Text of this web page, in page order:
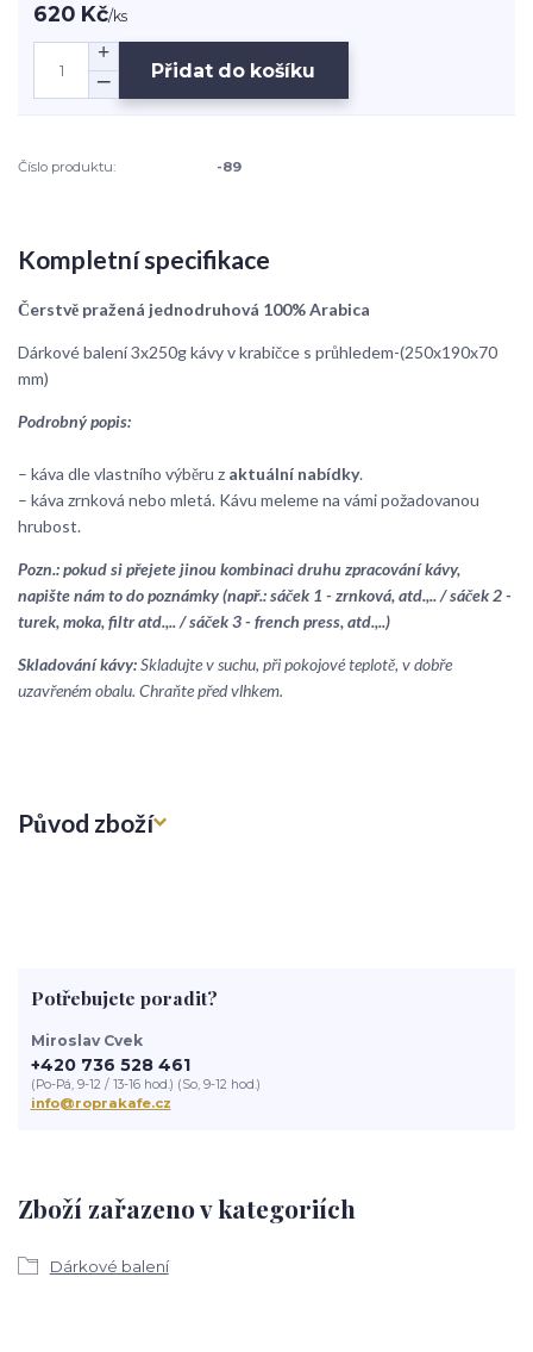
620 Kč/ks
Přidat do košíku
Číslo produktu: -89
Kompletní specifikace
Čerstvě pražená jednodruhová 100% Arabica
Dárkové balení 3x250g kávy v krabičce s průhledem-(250x190x70
mm)
Podrobný popis:
– káva dle vlastního výběru z aktuální nabídky.
– káva zrnková nebo mletá. Kávu meleme na vámi požadovanou
hrubost.
Pozn.: pokud si přejete jinou kombinaci druhu zpracování kávy,
napište nám to do poznámky (např.: sáček 1 - zrnková, atd.,.. / sáček 2 -
turek, moka, filtr atd.,.. / sáček 3 - french press, atd.,..)
Skladování kávy:Skladujte v suchu, při pokojové teplotě, v dobře
uzavřeném obalu. Chraňte před vlhkem.
Původ zboží
Zboží zařazeno v kategoriích
Dárkové balení
Potřebujete poradit?
Miroslav Cvek
+420 736 528 461
(Po-Pá, 9-12 / 13-16 hod.) (So, 9-12 hod.)
info@roprakafe.cz